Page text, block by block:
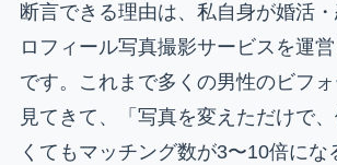
断言できる理由は、私自身が婚活
ロフィール写真撮影サービスを運
です。これまで多くの男性のビフ
見てきて、「写真を変えただけで
くてもマッチング数が3〜10倍にな